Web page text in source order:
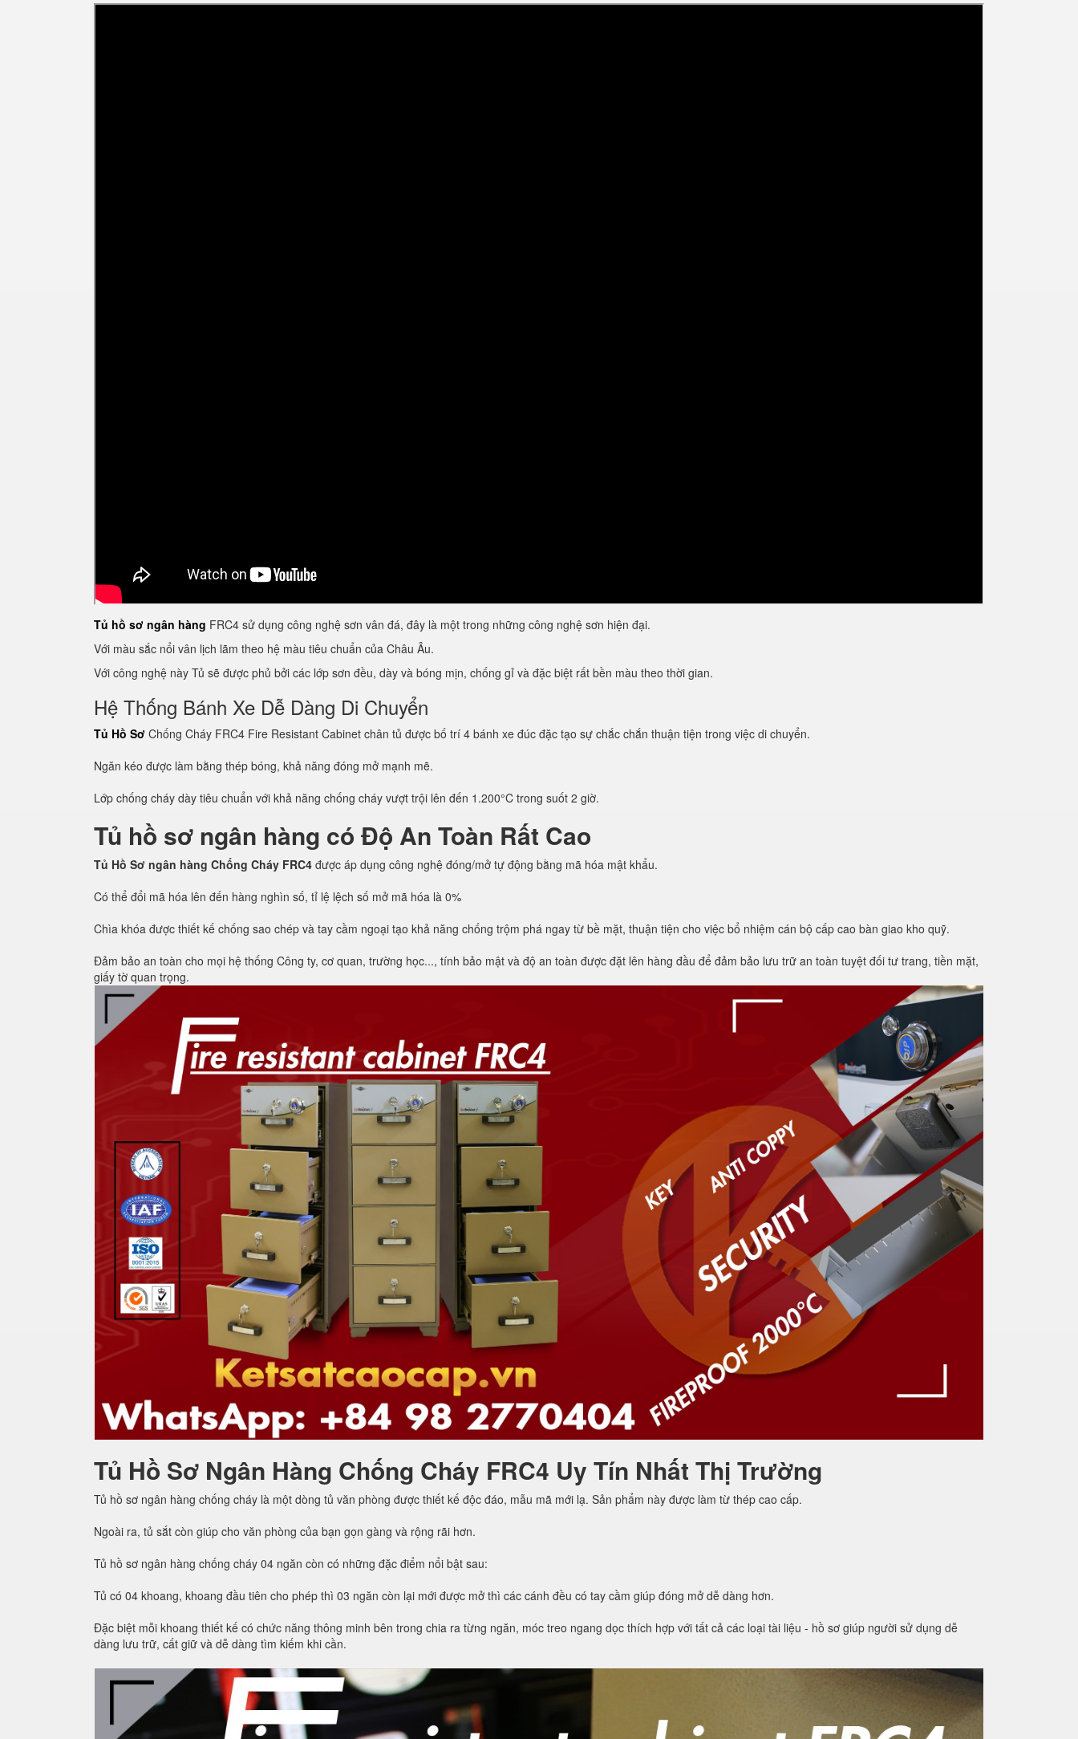
Tủ hồ sơ ngân hàng FRC4 sử dụng công nghệ sơn vân đá, đây là một trong những công nghệ sơn hiện đại.
Với màu sắc nổi vân lịch lãm theo hệ màu tiêu chuẩn của Châu Âu.
Với công nghệ này Tủ sẽ được phủ bởi các lớp sơn đều, dày và bóng mịn, chống gỉ và đặc biệt rất bền màu theo thời gian.
Hệ Thống Bánh Xe Dễ Dàng Di Chuyển
Tủ Hồ Sơ Chống Cháy FRC4 Fire Resistant Cabinet chân tủ được bố trí 4 bánh xe đúc đặc tạo sự chắc chắn thuận tiện trong việc di chuyển.
Ngăn kéo được làm bằng thép bóng, khả năng đóng mở mạnh mẽ.
Lớp chống cháy dày tiêu chuẩn với khả năng chống cháy vượt trội lên đến 1.200°C trong suốt 2 giờ.
Tủ hồ sơ ngân hàng có Độ An Toàn Rất Cao
Tủ Hồ Sơ ngân hàng Chống Cháy FRC4 được áp dụng công nghệ đóng/mở tự động bằng mã hóa mật khẩu.
Có thể đổi mã hóa lên đến hàng nghìn số, tỉ lệ lệch số mở mã hóa là 0%
Chìa khóa được thiết kế chống sao chép và tay cầm ngoại tạo khả năng chống trộm phá ngay từ bề mặt, thuận tiện cho việc bổ nhiệm cán bộ cấp cao bàn giao kho quỹ.
Đảm bảo an toàn cho mọi hệ thống Công ty, cơ quan, trường học..., tính bảo mật và độ an toàn được đặt lên hàng đầu để đảm bảo lưu trữ an toàn tuyệt đối tư trang, tiền mặt,
giấy tờ quan trọng.
Tủ Hồ Sơ Ngân Hàng Chống Cháy FRC4 Uy Tín Nhất Thị Trường
Tủ hồ sơ ngân hàng chống cháy là một dòng tủ văn phòng được thiết kế độc đáo, mẫu mã mới lạ. Sản phẩm này được làm từ thép cao cấp.
Ngoài ra, tủ sắt còn giúp cho văn phòng của bạn gọn gàng và rộng rãi hơn.
Tủ hồ sơ ngân hàng chống cháy 04 ngăn còn có những đặc điểm nổi bật sau:
Tủ có 04 khoang, khoang đầu tiên cho phép thì 03 ngăn còn lại mới được mở thì các cánh đều có tay cầm giúp đóng mở dễ dàng hơn.
Đặc biệt mỗi khoang thiết kế có chức năng thông minh bên trong chia ra từng ngăn, móc treo ngang dọc thích hợp với tất cả các loại tài liệu - hồ sơ giúp người sử dụng dễ
dàng lưu trữ, cất giữ và dễ dàng tìm kiếm khi cần.